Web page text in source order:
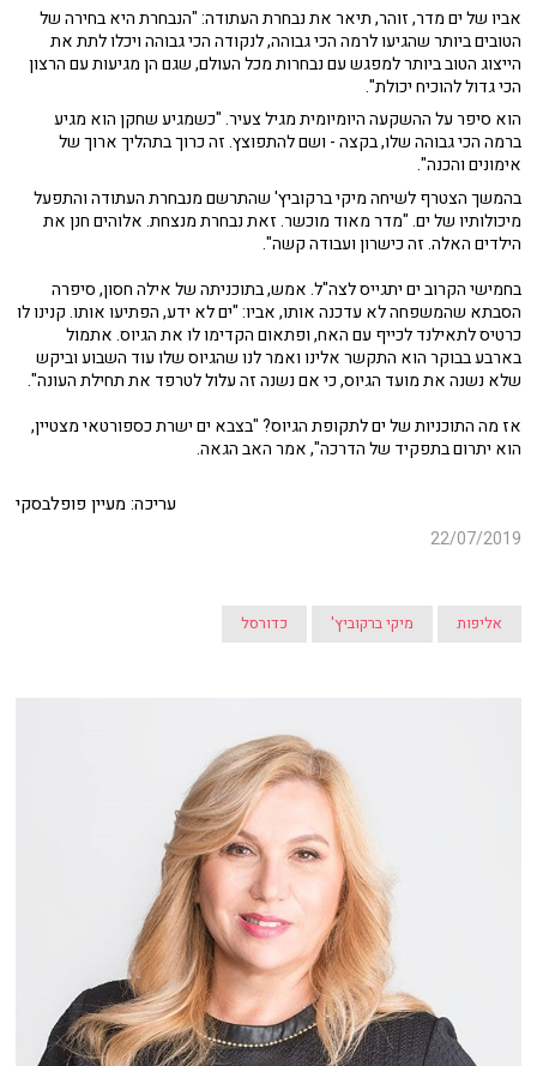
אביו של ים מדר, זוהר, תיאר את נבחרת העתודה: "הנבחרת היא בחירה של
הטובים ביותר שהגיעו לרמה הכי גבוהה, לנקודה הכי גבוהה ויכלו לתת את
הייצוג הטוב ביותר למפגש עם נבחרות מכל העולם, שגם הן מגיעות עם הרצון
הכי גדול להוכיח יכולת".
הוא סיפר על ההשקעה היומיומית מגיל צעיר. "כשמגיע שחקן הוא מגיע
ברמה הכי גבוהה שלו, בקצה - ושם להתפוצץ. זה כרוך בתהליך ארוך של
אימונים והכנה".
בהמשך הצטרף לשיחה מיקי ברקוביץ' שהתרשם מנבחרת העתודה והתפעל
מיכולותיו של ים. "מדר מאוד מוכשר. זאת נבחרת מנצחת. אלוהים חנן את
הילדים האלה. זה כישרון ועבודה קשה".
בחמישי הקרוב ים יתגייס לצה"ל. אמש, בתוכניתה של אילה חסון, סיפרה
הסבתא שהמשפחה לא עדכנה אותו, אביו: "ים לא ידע, הפתיעו אותו. קנינו לו
כרטיס לתאילנד לכייף עם האח, ופתאום הקדימו לו את הגיוס. אתמול
בארבע בבוקר הוא התקשר אלינו ואמר לנו שהגיוס שלו עוד השבוע וביקש
שלא נשנה את מועד הגיוס, כי אם נשנה זה עלול לטרפד את תחילת העונה".
אז מה התוכניות של ים לתקופת הגיוס? "בצבא ים ישרת כספורטאי מצטיין,
הוא יתרום בתפקיד של הדרכה", אמר האב הגאה.
עריכה: מעיין פופלבסקי
22/07/2019
אליפות מיקי ברקוביץ' כדורסל